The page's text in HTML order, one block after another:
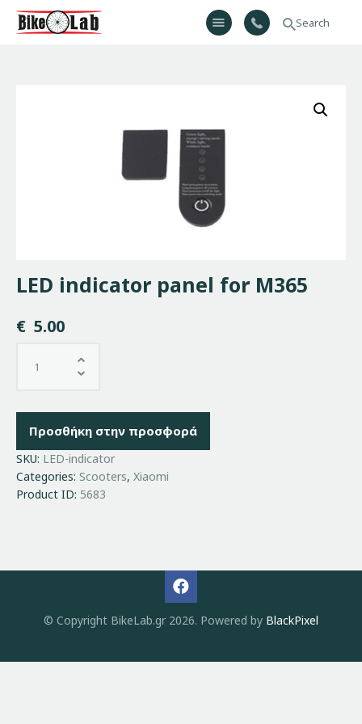
Bikelab
Προϊόντα
Υπηρεσίες
LED indicator panel for M365
€ 5.00
Προσθήκη στην προσφορά
SKU: LED-indicator
Categories: Scooters, Xiaomi
Product ID: 5683
© Copyright BikeLab.gr 2026. Powered by BlackPixel